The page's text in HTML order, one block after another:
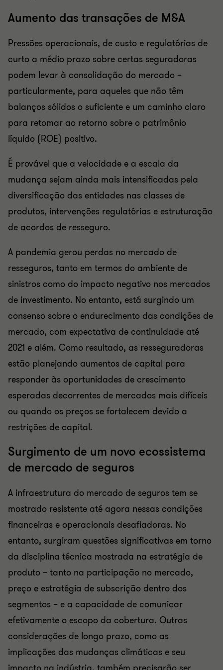
Aumento das transações de M&A
Pressões operacionais, de custo e regulatórias de
curto a médio prazo sobre certas seguradoras
podem levar à consolidação do mercado –
particularmente, para aqueles que não têm
balanços sólidos o suficiente e um caminho claro
para retomar ao retorno sobre o patrimônio
líquido (ROE) positivo.
É provável que a velocidade e a escala da
mudança sejam ainda mais intensificadas pela
diversificação das entidades nas classes de
produtos, intervenções regulatórias e estruturação
de acordos de resseguro.
A pandemia gerou perdas no mercado de
resseguros, tanto em termos do ambiente de
sinistros como do impacto negativo nos mercados
de investimento. No entanto, está surgindo um
consenso sobre o endurecimento das condições de
mercado, com expectativa de continuidade até
2021 e além. Como resultado, as resseguradoras
estão planejando aumentos de capital para
responder às oportunidades de crescimento
esperadas decorrentes de mercados mais difíceis
ou quando os preços se fortalecem devido a
restrições de capital.
Surgimento de um novo ecossistema
de mercado de seguros
A infraestrutura do mercado de seguros tem se
mostrado resistente até agora nessas condições
financeiras e operacionais desafiadoras. No
entanto, surgiram questões significativas em torno
da disciplina técnica mostrada na estratégia de
produto – tanto na participação no mercado,
preço e estratégia de subscrição dentro dos
segmentos – e a capacidade de comunicar
efetivamente o escopo da cobertura. Outras
considerações de longo prazo, como as
implicações das mudanças climáticas e seu